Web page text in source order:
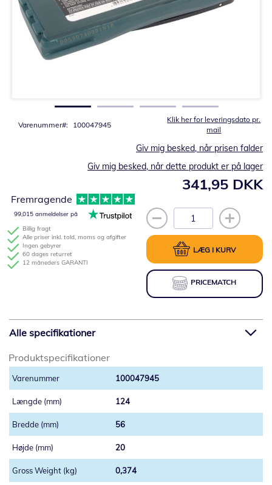
Klik her for leveringsdato pr.
mail
Varenummer 100047945
341,95 DKK
Giv mig besked, når prisen falder
Giv mig besked, når dette produkt er på lager
LÆG I KURV
PRICEMATCH
Billig fragt
Alle priser inkl. told, moms og afgifter
Ingen gebyrer
60 dages returret
12 måneders GARANTI
Fremragende
99,015 anmeldelser på
billedgalleriet
Alle specifikationer
Produktspecifikationer
100047945
124
56
20
0,374